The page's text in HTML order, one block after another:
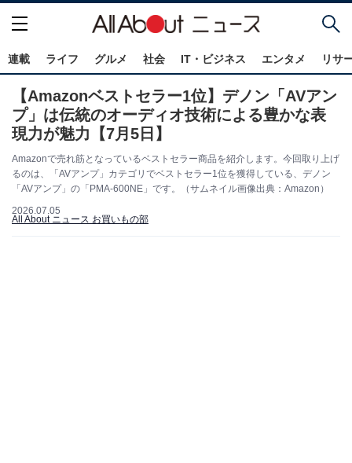
連載 ライフ グルメ 社会 IT・ビジネス エンタメ リサ
【Amazonベストセラー1位】デノン「AVアン
プ」は伝統のオーディオ技術による豊かな表
現力が魅力【7月5日】
Amazonで売れ筋となっているベストセラー商品を紹介します。今回取り上げ
るのは、「AVアンプ」カテゴリでベストセラー1位を獲得している、デノン
「AVアンプ」の「PMA-600NE」です。（サムネイル画像出典：Amazon）
2026.07.05
All About ニュース お買いもの部